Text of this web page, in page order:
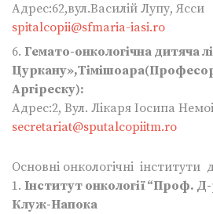
Адрес:62,вул.Василій Лупу, Ясси
spitalcopii@sfmaria-iasi.ro
6. Гемато-онкологічна дитяча
Аргіреску):
Адрес:2, Вул. Лікаря Іосипа
secretariat@sputalcopiitm.ro
Основні онкологічні інститути
1. Інститут онкології “Проф. Д-
Клуж-Напока